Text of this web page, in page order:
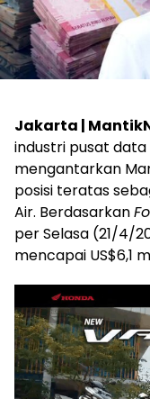
Jakarta |
industri pusat
mengantarkan
posisi teratas
Air. Berdasarkan
per Selasa (21/4/
mencapai US$6,1